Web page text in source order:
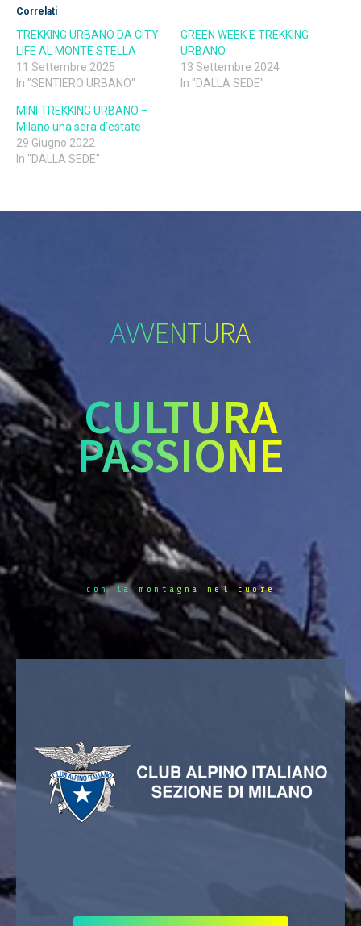
Correlati
TREKKING URBANO DA CITY
LIFE AL MONTE STELLA
11 Settembre 2025
In "SENTIERO URBANO"
GREEN WEEK E TREKKING
URBANO
13 Settembre 2024
In "DALLA SEDE"
MINI TREKKING URBANO –
Milano una sera d’estate
29 Giugno 2022
In "DALLA SEDE"
AVVENTURA
CULTURA
PASSIONE
con la montagna nel cuore